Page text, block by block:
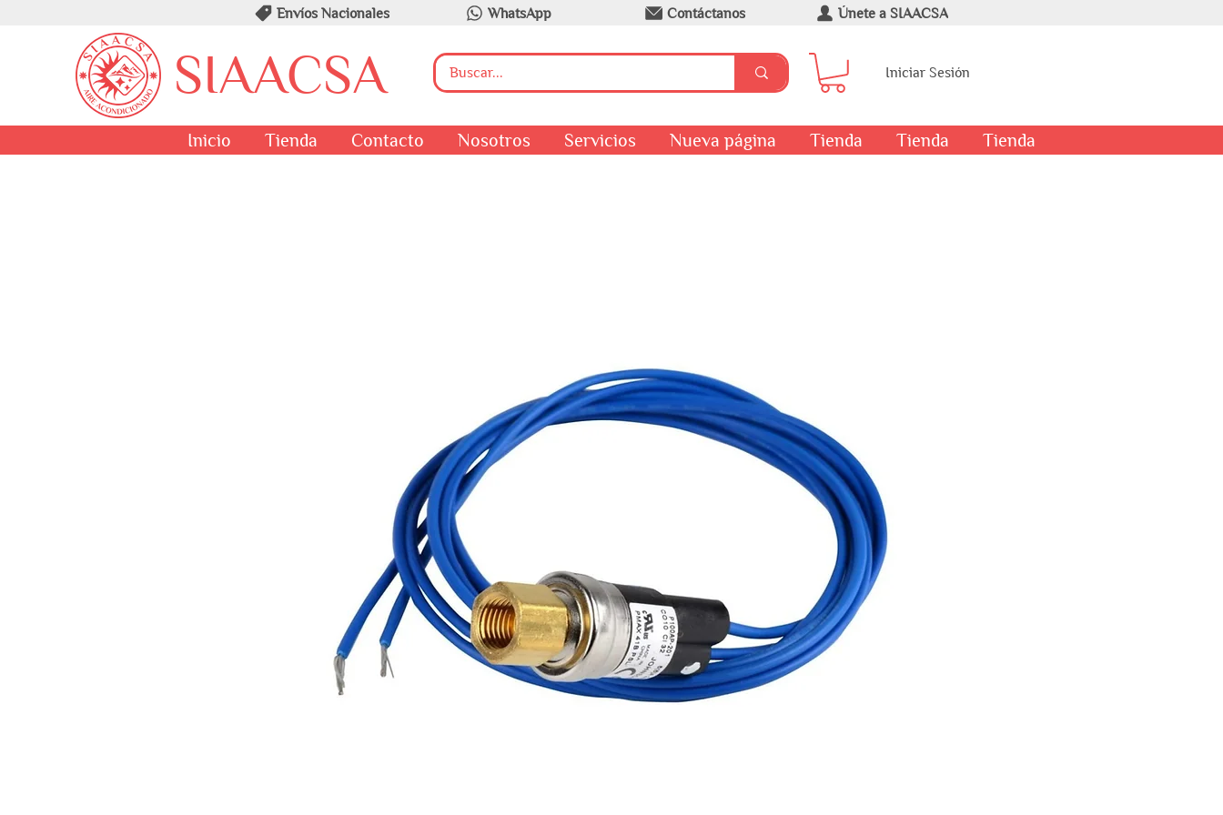
Envíos Nacionales WhatsApp Contáctanos Únete a SIAACSA
SIAACSA Iniciar Sesión
Inicio Tienda Contacto Nosotros Servicios Nueva página Tienda Tienda Tienda